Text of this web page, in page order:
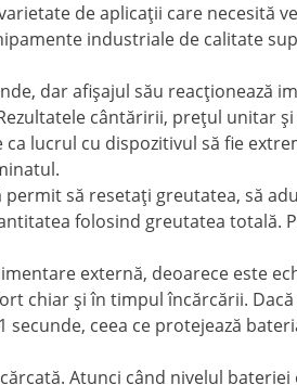
de aplicații care necesită
industriale de calitate
dar afișajul său reacționează
cântăririi, prețul unitar
lucrul cu dispozitivul să fie
să resetați greutatea, să
folosind greutatea totală.
externă, deoarece este
chiar și în timpul încărcării.
ceea ce protejează
Atunci când nivelul bateriei